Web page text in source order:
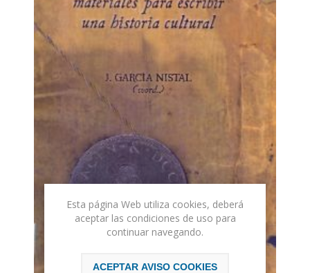
Esta página Web utiliza cookies, deberá
aceptar las condiciones de uso para
continuar navegando.
ACEPTAR AVISO COOKIES